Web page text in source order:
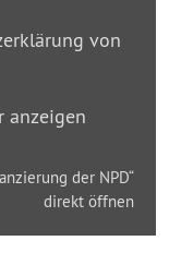
von
anzeigen
der NPD“
direkt öffnen